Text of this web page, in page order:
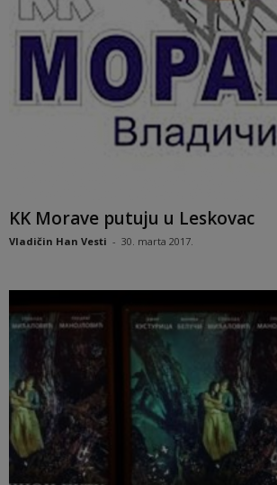
KK Morave putuju u Leskovac
Vladičin Han Vesti - 30. marta 2017.